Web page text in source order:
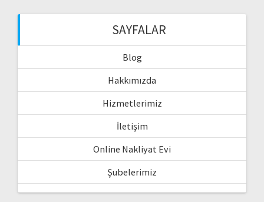
SAYFALAR
Blog
Hakkımızda
Hizmetlerimiz
İletişim
Online Nakliyat Evi
Şubelerimiz